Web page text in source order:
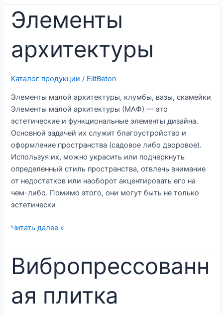
столбы
Элементы
архитектуры
Каталог продукции / ElitBeton
Элементы малой архитектуры, клумбы, вазы, скамейки
Элементы малой архитектуры (МАФ) — это
эстетические и функциональные элементы дизайна.
Основной задачей их служит благоустройство и
оформление пространства (садовое либо дворовое).
Используя их, можно украсить или подчеркнуть
определенный стиль пространства, отвлечь внимание
от недостатков или наоборот акцентировать его на
чем-либо. Помимо этого, они могут быть не только
эстетически
Элементы
Читать далее »
Вибропрессованн
ая плитка